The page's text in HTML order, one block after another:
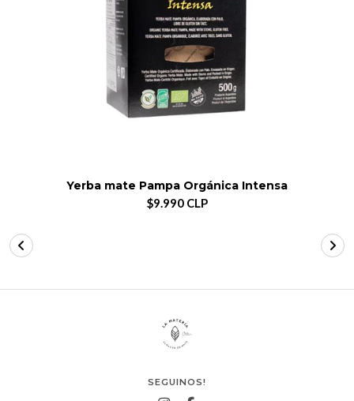
Yerba mate Pampa Orgánica Intensa
$9.990 CLP
SEGUINOS!